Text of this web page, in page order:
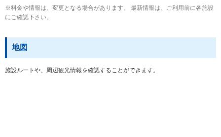
※料金や情報は、変更となる場合があります。 最新情報は、ご利用前に各施設
にご確認下さい。
地図
施設ルートや、周辺観光情報を確認することができます。